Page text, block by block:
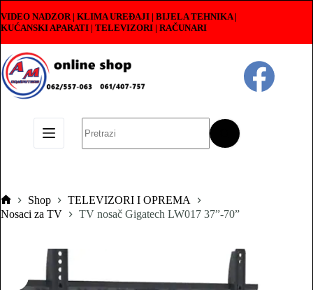
to
content
VIDEO NADZOR | KLIMA UREĐAJI | BIJELA TEHNIKA |
KUĆANSKI APARATI | TELEVIZORI | RAČUNARI
results
Pocetna
Shop
TELEVIZORI I OPREMA
Nosaci za TV
TV nosač Gigatech LW017 37”-70”